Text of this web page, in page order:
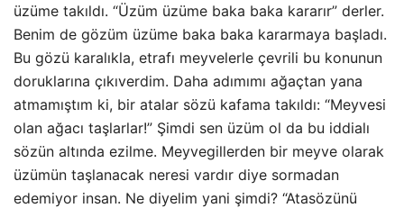
üzüme takıldı. “Üzüm üzüme baka baka kararır” derler.
Benim de gözüm üzüme baka baka kararmaya başladı.
Bu gözü karalıkla, etrafı meyvelerle çevrili bu konunun
doruklarına çıkıverdim. Daha adımımı ağaçtan yana
atmamıştım ki, bir atalar sözü kafama takıldı: “Meyvesi
olan ağacı taşlarlar!” Şimdi sen üzüm ol da bu iddialı
sözün altında ezilme. Meyvegillerden bir meyve olarak
üzümün taşlanacak neresi vardır diye sormadan
edemiyor insan. Ne diyelim yani şimdi? “Atasözünü